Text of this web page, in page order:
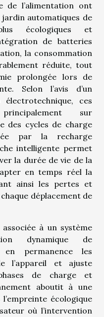
de l’alimentation ont
automatiques de
écologiques et
de batteries
la consommation
réduite, tout
prolongée lors de
Selon l’avis d’un
ces
sur
des cycles de charge
par la recharge
intelligente permet
la durée de vie de la
en temps réel la
ainsi les pertes et
déplacement de
à un système
dynamique de
en permanence les
l’appareil et ajuste
de charge et
aboutit à une
écologique
où l’intervention